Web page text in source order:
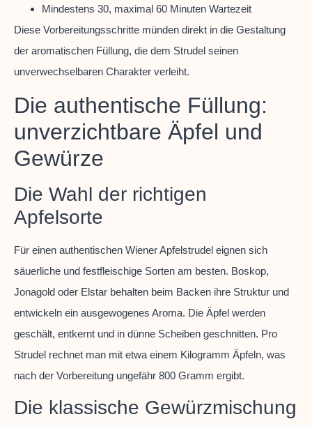
Mindestens 30, maximal 60 Minuten Wartezeit
Diese Vorbereitungsschritte münden direkt in die Gestaltung
der aromatischen Füllung, die dem Strudel seinen
unverwechselbaren Charakter verleiht.
Die authentische Füllung:
unverzichtbare Äpfel und
Gewürze
Die Wahl der richtigen
Apfelsorte
Für einen authentischen Wiener Apfelstrudel eignen sich
säuerliche und festfleischige Sorten am besten. Boskop,
Jonagold oder Elstar behalten beim Backen ihre Struktur und
entwickeln ein ausgewogenes Aroma. Die Äpfel werden
geschält, entkernt und in dünne Scheiben geschnitten. Pro
Strudel rechnet man mit etwa einem Kilogramm Äpfeln, was
nach der Vorbereitung ungefähr 800 Gramm ergibt.
Die klassische Gewürzmischung